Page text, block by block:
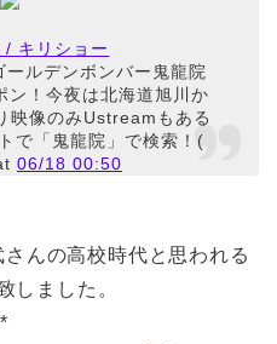
キリショー
ルデンボンバー鬼龍院
ン！今夜は北海道旭川か
映像のみUstreamもある
で「鬼龍院」で検索！(
06/18 00:50
んの高校時代と思われる
しました。